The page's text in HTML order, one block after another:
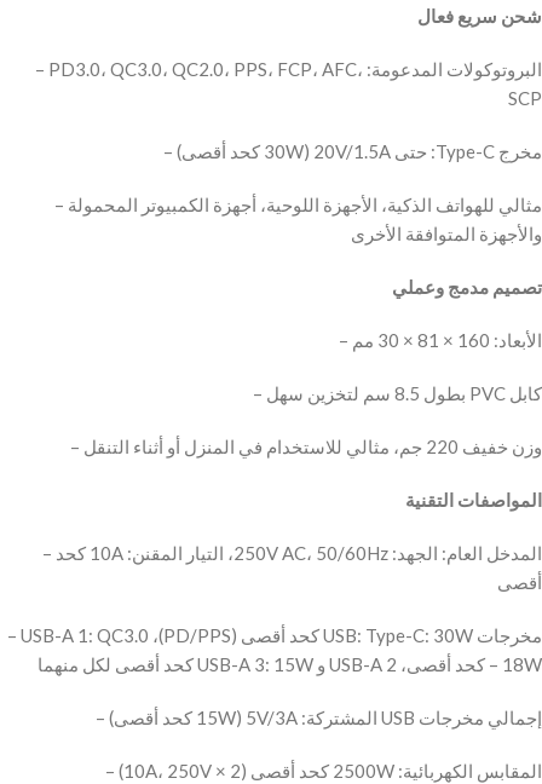
– ‫البروتوكولات المدعومة: PD3.0، QC3.0، QC2.0، PPS، FCP، AFC،
– ‫مثالي للهواتف الذكية، الأجهزة اللوحية، أجهزة الكمبيوتر المحمولة
– ‫المدخل العام: الجهد: 250V AC، 50/60Hz، التيار المقنن: 10A كحد
– ‫مخرجات USB: Type-C: 30W كحد أقصى (PD/PPS)، USB-A 1: QC3.0